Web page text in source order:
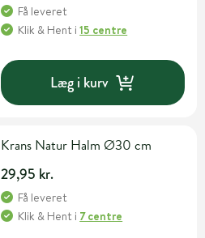
Få leveret
Klik & Hent i15 centre
Læg i kurv
Krans Natur Halm Ø30 cm
29,95 kr.
Få leveret
Klik & Hent i 7 centre